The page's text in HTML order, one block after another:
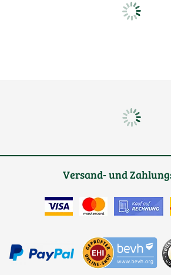
Versand- und